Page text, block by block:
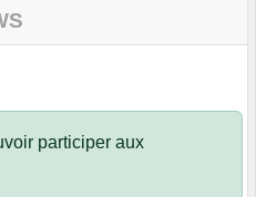
participer aux